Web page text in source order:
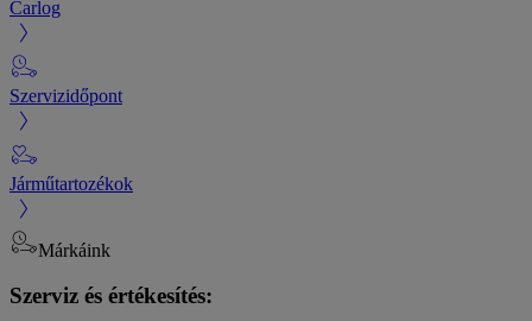
Carlog
Szervizidőpont
Járműtartozékok
Márkáink
Szerviz és értékesítés: